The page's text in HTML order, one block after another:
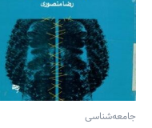
جامعه‌شناسی